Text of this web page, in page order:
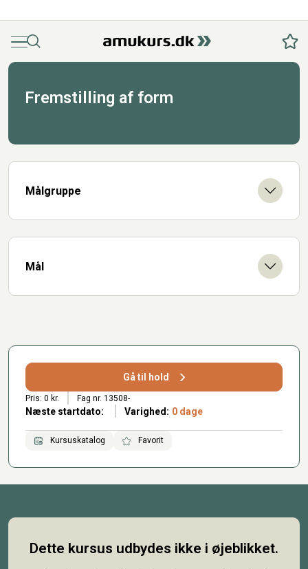
MenuSøg
Fremstilling af form
Målgruppe
Mål
Gå til hold
Pris: 0 kr. Fag nr. 13508-
Næste startdato: Varighed: 0 dage
Kursuskatalog Favorit
Dette kursus udbydes ikke i øjeblikket.